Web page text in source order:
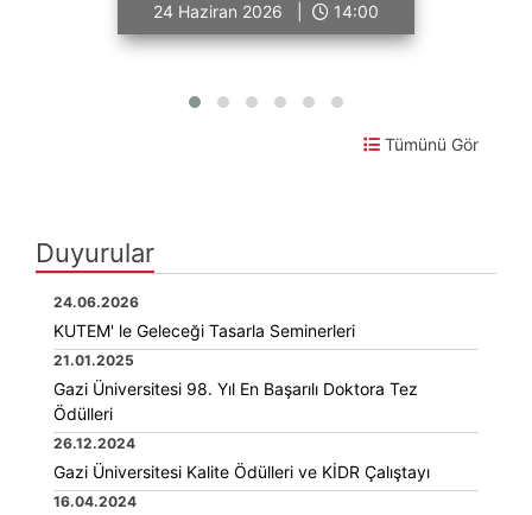
24 Haziran 2026 | 14:00
Tümünü Gör
Duyurular
24.06.2026
KUTEM' le Geleceği Tasarla Seminerleri
21.01.2025
Gazi Üniversitesi 98. Yıl En Başarılı Doktora Tez
Ödülleri
26.12.2024
Gazi Üniversitesi Kalite Ödülleri ve KİDR Çalıştayı
16.04.2024